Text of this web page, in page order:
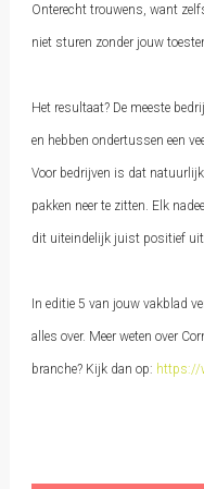
Onterecht trouwens, want
niet sturen zonder jouw
Het resultaat? De meeste
en hebben ondertussen een
Voor bedrijven is dat
pakken neer te zitten. Elk
dit uiteindelijk juist positief
In editie 5 van jouw vakblad
alles over. Meer weten over
branche? Kijk dan op: https://